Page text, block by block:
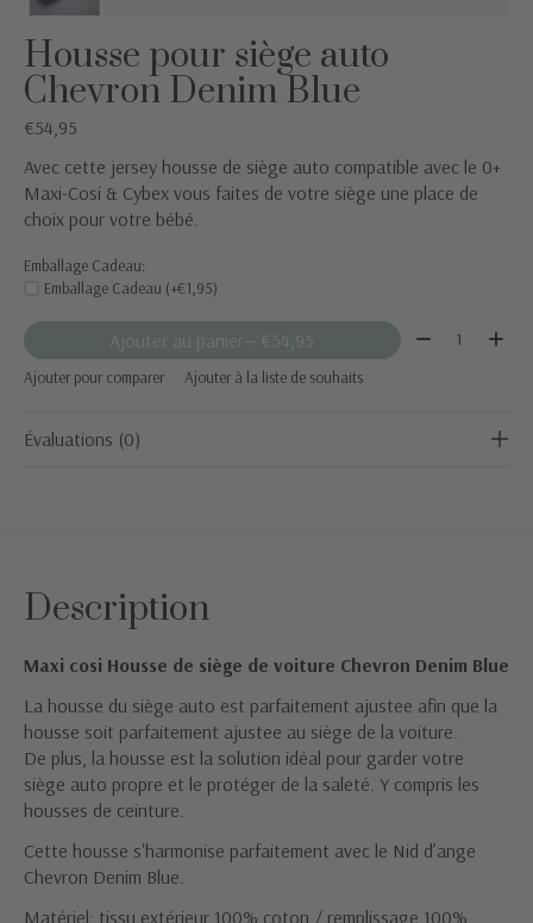
Housse pour siège auto
Chevron Denim Blue
€54,95
Avec cette jersey housse de siège auto compatible avec le 0+
Maxi-Cosi & Cybex vous faites de votre siège une place de
choix pour votre bébé.
Emballage Cadeau:
Emballage Cadeau (+€1,95)
Ajouter au panier — €54,95 Quantité:
Ajouter pour comparer Ajouter à la liste de souhaits
Évaluations (0)
Description
Maxi cosi Housse de siège de voiture Chevron Denim Blue
La housse du siège auto est parfaitement ajustee afin que la
housse soit parfaitement ajustee au siège de la voiture.
De plus, la housse est la solution idéal pour garder votre
siège auto propre et le protéger de la saleté. Y compris les
housses de ceinture.
Cette housse s'harmonise parfaitement avec le Nid d’ange
Chevron Denim Blue.
Matériel; tissu extérieur 100% coton / remplissage 100%